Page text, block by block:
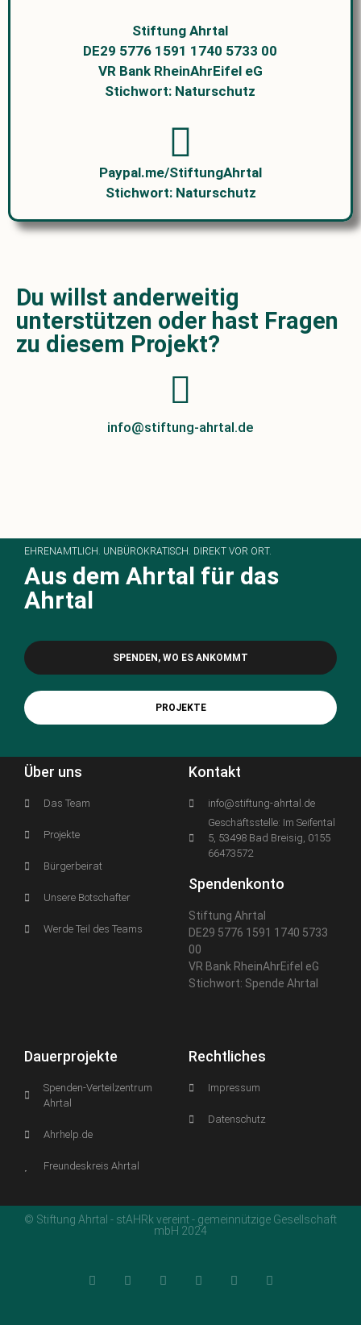
Stiftung Ahrtal
DE29 5776 1591 1740 5733 00
VR Bank RheinAhrEifel eG
Stichwort: Naturschutz
Paypal.me/StiftungAhrtal
Stichwort: Naturschutz
Du willst anderweitig
unterstützen oder hast Fragen
zu diesem Projekt?​
info@stiftung-ahrtal.de
EHRENAMTLICH. UNBÜROKRATISCH. DIREKT VOR ORT.
Aus dem Ahrtal für das
Ahrtal
SPENDEN, WO ES ANKOMMT
PROJEKTE
Über uns
Das Team
Projekte
Bürgerbeirat
Unsere Botschafter
Werde Teil des Teams
Kontakt
info@stiftung-ahrtal.de
Geschäftsstelle: Im Seifental
5, 53498 Bad Breisig, 0155
66473572
Spendenkonto
Stiftung Ahrtal
DE29 5776 1591 1740 5733
00
VR Bank RheinAhrEifel eG
Stichwort: Spende Ahrtal
Dauerprojekte
Spenden-Verteilzentrum
Ahrtal
Ahrhelp.de
Freundeskreis Ahrtal
Rechtliches
Impressum
Datenschutz
© Stiftung Ahrtal - stAHRk vereint - gemeinnützige Gesellschaft
mbH 2024